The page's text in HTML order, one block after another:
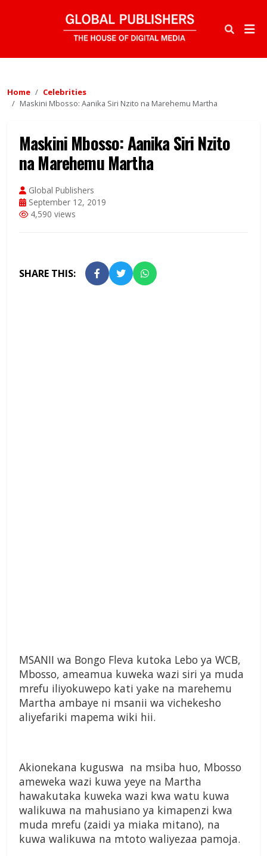
Home
Celebrities
Maskini Mbosso: Aanika Siri Nzito na Marehemu Martha
Maskini Mbosso: Aanika Siri Nzito
na Marehemu Martha
Global Publishers
September 12, 2019
4,590 views
SHARE THIS:
MSANII wa Bongo Fleva kutoka Lebo ya WCB,
Mbosso, ameamua kuweka wazi siri ya muda
mrefu iliyokuwepo kati yake na marehemu
Martha ambaye ni msanii wa vichekesho
aliyefariki mapema wiki hii.
Akionekana kuguswa na msiba huo, Mbosso
ameweka wazi kuwa yeye na Martha
hawakutaka kuweka wazi kwa watu kuwa
walikuwa na mahusiano ya kimapenzi kwa
muda mrefu (zaidi ya miaka mitano), na
kuwa walikuwa na mtoto waliyezaa pamoja.